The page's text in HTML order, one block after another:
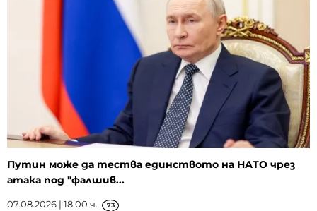
Путин може да тества единството на НАТО чрез
атака под "фалшив...
07.08.2026 | 18:00 ч. 73